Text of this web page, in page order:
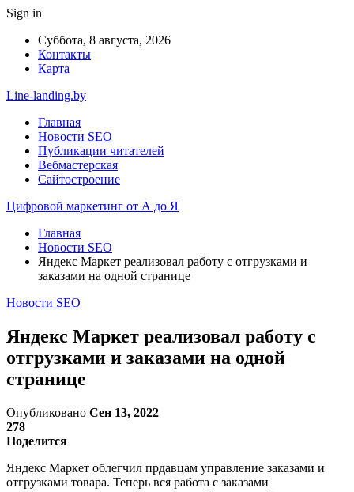
Sign in
Суббота, 8 августа, 2026
Контакты
Карта
Line-landing.by
Главная
Новости SEO
Публикации читателей
Вебмастерская
Сайтостроение
Цифровой маркетинг от А до Я
Главная
Новости SEO
Яндекс Маркет реализовал работу с отгрузками и
заказами на одной странице
Новости SEO
Яндекс Маркет реализовал работу с
отгрузками и заказами на одной
странице
Опубликовано Сен 13, 2022
278
Поделится
Яндекс Маркет облегчил прдавцам управление заказами и
отгрузками товара. Теперь вся работа с заказами